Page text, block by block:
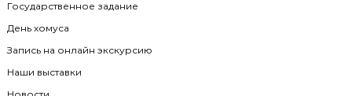
Государственное задание
День хомуса
Запись на онлайн экскурсию
Наши выставки